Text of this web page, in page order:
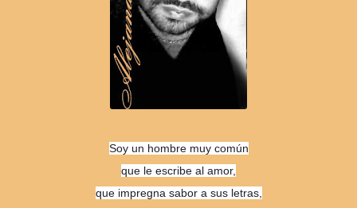
Soy un hombre muy común
que le escribe al amor,
que impregna sabor a sus letras,